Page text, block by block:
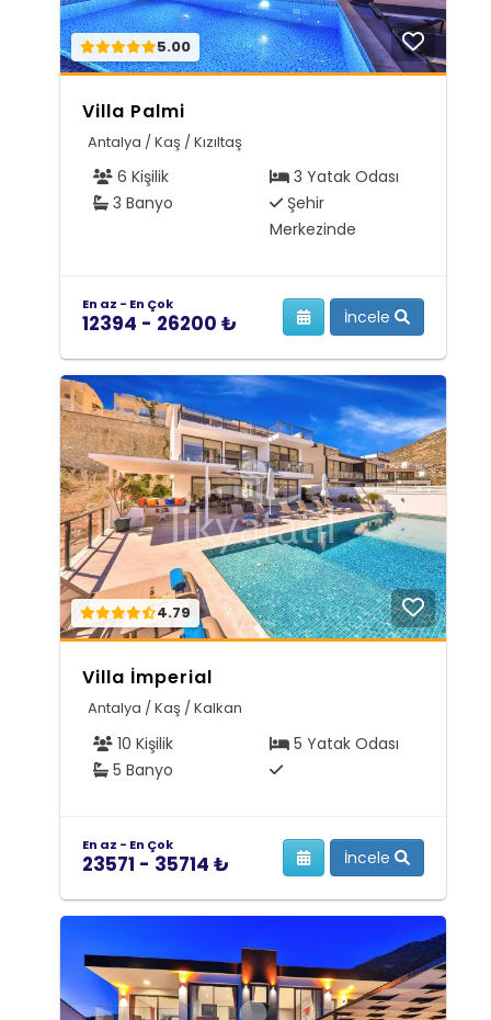
5.00
Villa Palmi
Antalya / Kaş / Kızıltaş
6 Kişilik
3 Yatak Odası
3 Banyo
Şehir
Merkezinde
En az - En Çok
12394 - 26200 ₺ İncele
4.79
Villa İmperial
Antalya / Kaş / Kalkan
10 Kişilik
5 Yatak Odası
5 Banyo
En az - En Çok
23571 - 35714 ₺ İncele